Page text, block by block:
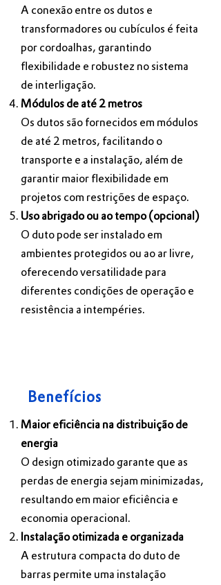
A conexão entre os dutos e
transformadores ou cubículos é feita
por cordoalhas, garantindo
flexibilidade e robustez no sistema
de interligação.
Módulos de até 2 metros
Os dutos são fornecidos em módulos
de até 2 metros, facilitando o
transporte e a instalação, além de
garantir maior flexibilidade em
projetos com restrições de espaço.
Uso abrigado ou ao tempo (opcional)
O duto pode ser instalado em
ambientes protegidos ou ao ar livre,
oferecendo versatilidade para
diferentes condições de operação e
resistência a intempéries.
Benefícios
Maior eficiência na distribuição de
energia
O design otimizado garante que as
perdas de energia sejam minimizadas,
resultando em maior eficiência e
economia operacional.
Instalação otimizada e organizada
A estrutura compacta do duto de
barras permite uma instalação